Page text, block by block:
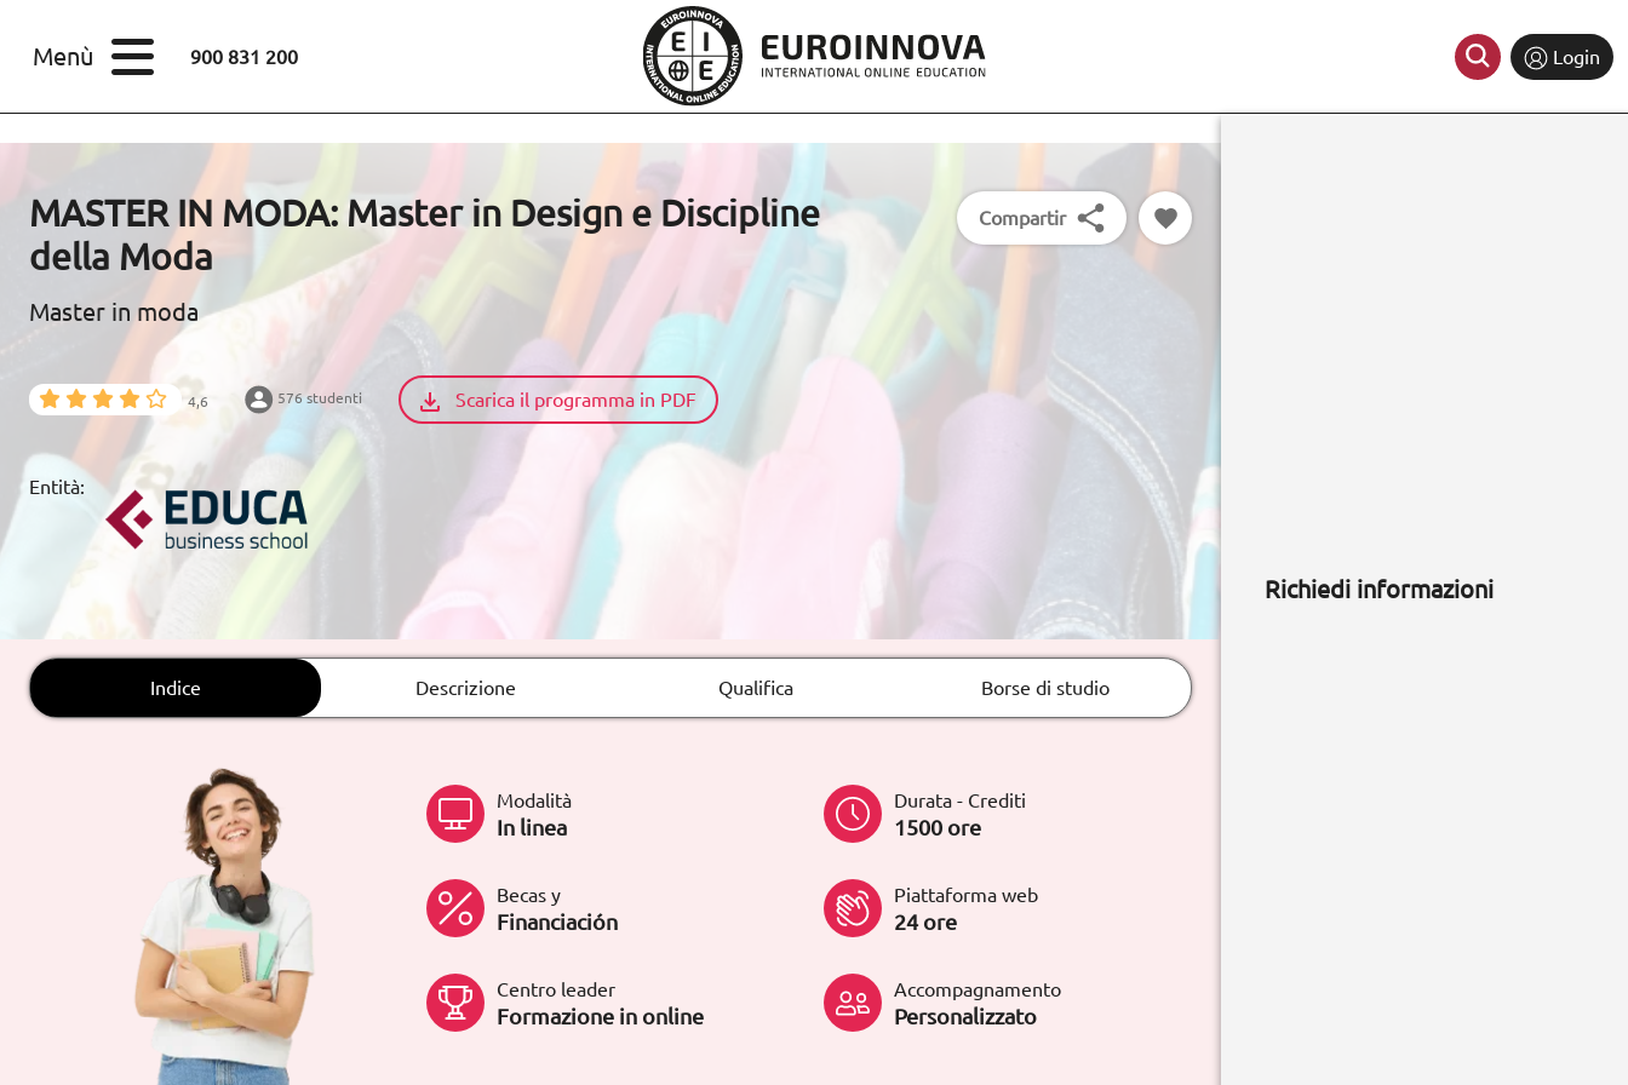
Menù 900 831 200 Login
STUDI
SCOPRI EUROINNOVA
RISORSE EDUCATIVE
ARTICOLI
CONTACTO
Master
MASTER IN MODA: Master in Design e Discipline
della Moda
Master in moda
4,6 576 studenti Scarica il programma in PDF
Entità:
Compartir
Indice Descrizione Qualifica Borse di studio
Modalità
In linea
Durata - Crediti
1500 ore
Becas y
Financiación
Piattaforma web
24 ore
Centro leader
Formazione in online
Accompagnamento
Personalizzato
Richiedi informazioni